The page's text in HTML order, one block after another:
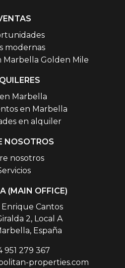
modernas
Marbella Golden Mile
Marbella
en Marbella
en alquiler
NOSOTROS
nosotros
(MAIN OFFICE)
Enrique Cantos
2, Local A
España
951 279 367
properties.com